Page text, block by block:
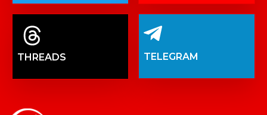
THREADS TELEGRAM